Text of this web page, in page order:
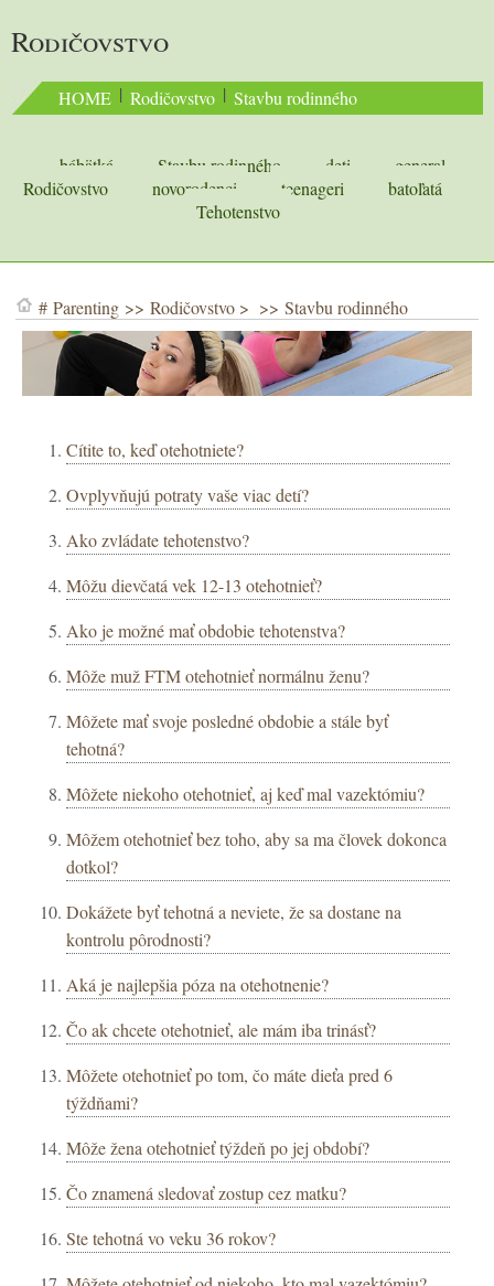
Rodičovstvo
HOME | Rodičovstvo | Stavbu rodinného
bábätká Stavbu rodinného deti
general
Rodičovstvo
novorodenci teenageri
batoľatá
Tehotenstvo
#Parenting >>Rodičovstvo > >>Stavbu rodinného
Cítite to, keď otehotniete?
Ovplyvňujú potraty vaše viac detí?
Ako zvládate tehotenstvo?
Môžu dievčatá vek 12-13 otehotnieť?
Ako je možné mať obdobie tehotenstva?
Môže muž FTM otehotnieť normálnu ženu?
Môžete mať svoje posledné obdobie a stále byť
tehotná?
Môžete niekoho otehotnieť, aj keď mal vazektómiu?
Môžem otehotnieť bez toho, aby sa ma človek dokonca
dotkol?
Dokážete byť tehotná a neviete, že sa dostane na
kontrolu pôrodnosti?
Aká je najlepšia póza na otehotnenie?
Čo ak chcete otehotnieť, ale mám iba trinásť?
Môžete otehotnieť po tom, čo máte dieťa pred 6
týždňami?
Môže žena otehotnieť týždeň po jej období?
Čo znamená sledovať zostup cez matku?
Ste tehotná vo veku 36 rokov?